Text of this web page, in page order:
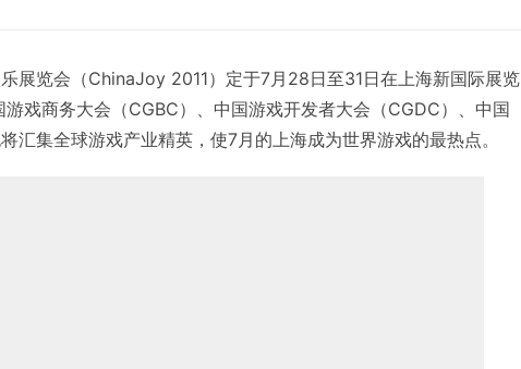
展览会（ChinaJoy 2011）定于7月28日至31日在上海新国际展览
戏商务大会（CGBC）、中国游戏开发者大会（CGDC）、中国
汇集全球游戏产业精英，使7月的上海成为世界游戏的最热点。